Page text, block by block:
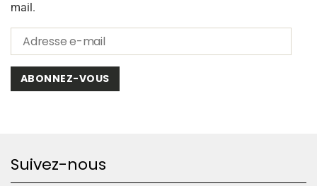
mail.
ABONNEZ-VOUS
Suivez-nous